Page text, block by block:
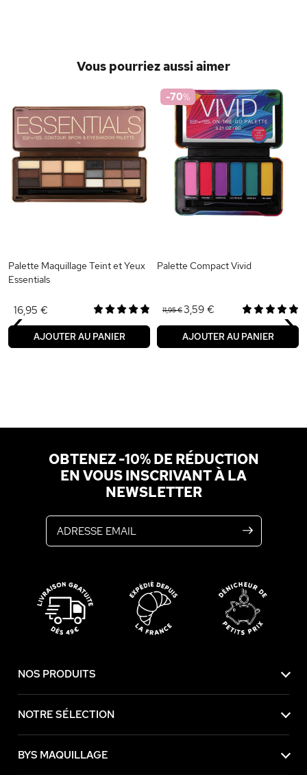
Vous pourriez aussi aimer
Palette Maquillage Teint et Yeux
Essentials
16,95 €
AJOUTER AU PANIER
-70%
Palette Compact Vivid
11,95 €3,59 €
AJOUTER AU PANIER
‹ ›
OBTENEZ -10% DE RÉDUCTION
EN VOUS INSCRIVANT À LA
NEWSLETTER
NOS PRODUITS
NOTRE SÉLECTION
BYS MAQUILLAGE